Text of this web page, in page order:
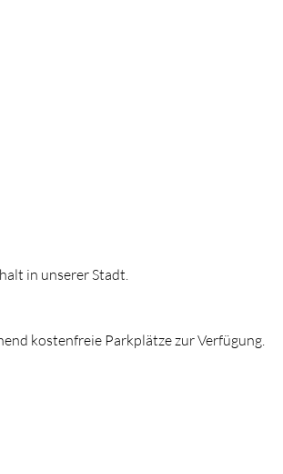
in unserer Stadt.
kostenfreie Parkplätze zur Verfügung.